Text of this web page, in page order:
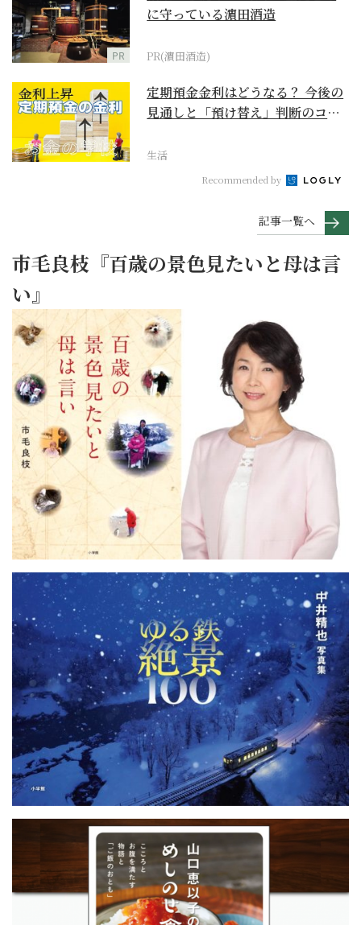
PR
に守っている濵田酒造
PR(濵田酒造)
定期預金金利はどうなる？ 今後の
見通しと「預け替え」判断のコツ
生活
Recommended by
記事一覧へ
市毛良枝『百歳の景色見たいと母は言
い』